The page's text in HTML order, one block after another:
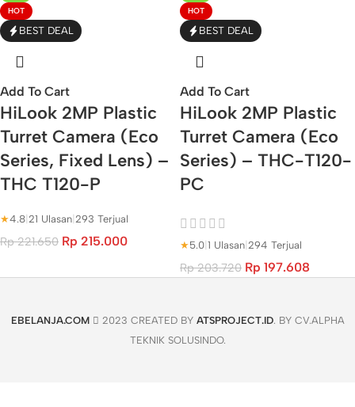
HOT
BEST DEAL
Add To Cart
HiLook 2MP Plastic
Turret Camera (Eco
Series, Fixed Lens) –
THC T120-P
★4.8 21 Ulasan 293 Terjual
Rp221.650 Rp 215.000
HOT
BEST DEAL
Add To Cart
HiLook 2MP Plastic
Turret Camera (Eco
Series) – THC-T120-
PC
★5.0 1 Ulasan 294 Terjual
Rp203.720 Rp 197.608
EBELANJA.COM 2023 CREATED BY ATSPROJECT.ID. BY CV.ALPHA
TEKNIK SOLUSINDO.